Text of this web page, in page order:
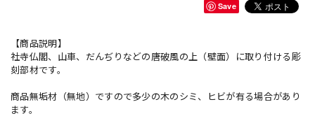
Save
【商品説明】
社寺仏閣、山車、だんぢりなどの唐破風の上（壁面）に取り付ける彫
刻部材です。
商品無垢材（無地）ですので多少の木のシミ、ヒビが有る場合があり
ます。